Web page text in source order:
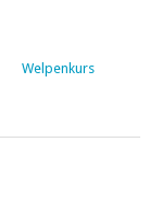
Welpenkurs